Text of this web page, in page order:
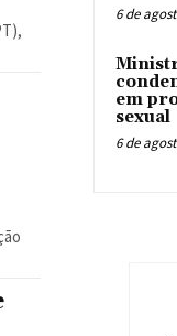
6 de
em
sexual
6 de